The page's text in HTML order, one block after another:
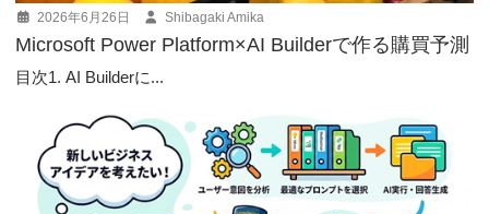
2026年6月26日 Shibagaki Amika
Microsoft Power Platform×AI Builderで作る購買予測
目次1. AI Builderに...